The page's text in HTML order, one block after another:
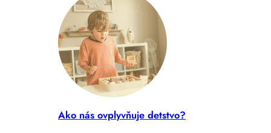
Ako nás ovplyvňuje detstvo?